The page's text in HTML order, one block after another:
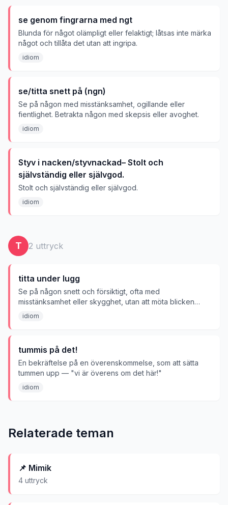
se genom fingrarna med ngt
Blunda för något olämpligt eller felaktigt; låtsas inte märka
något och tillåta det utan att ingripa.
idiom
se/titta snett på (ngn)
Se på någon med misstänksamhet, ogillande eller
fientlighet. Betrakta någon med skepsis eller avoghet.
idiom
Styv i nacken/styvnackad– Stolt och
självständig eller självgod.
Stolt och självständig eller självgod.
idiom
T 2 uttryck
titta under lugg
Se på någon snett och försiktigt, ofta med
misstänksamhet eller skygghet, utan att möta blicken
direkt.
idiom
tummis på det!
En bekräftelse på en överenskommelse, som att sätta
tummen upp — "vi är överens om det här!"
idiom
Relaterade teman
📌 Mimik
4 uttryck